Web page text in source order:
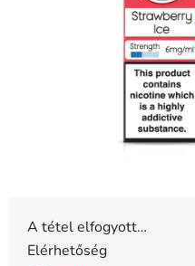
A tétel elfogyott…
Elérhetőség